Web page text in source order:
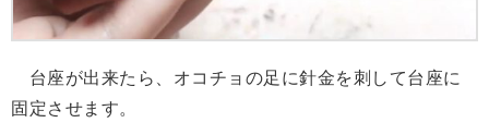
台座が出来たら、オコチョの足に針金を刺して台座に
固定させます。